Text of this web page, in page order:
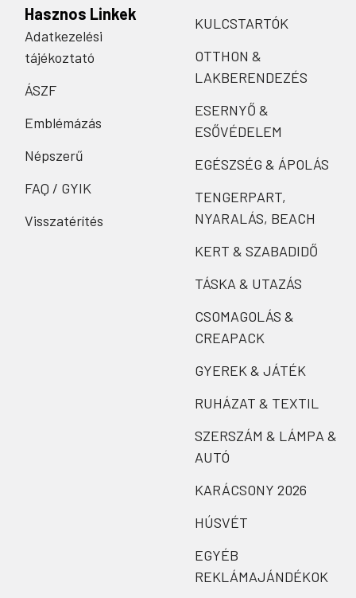
Hasznos Linkek
Adatkezelési
tájékoztató
ÁSZF
Emblémázás
Népszerű
FAQ / GYIK
Visszatérítés
KULCSTARTÓK
OTTHON &
LAKBERENDEZÉS
ESERNYŐ &
ESŐVÉDELEM
EGÉSZSÉG & ÁPOLÁS
TENGERPART,
NYARALÁS, BEACH
KERT & SZABADIDŐ
TÁSKA & UTAZÁS
CSOMAGOLÁS &
CREAPACK
GYEREK & JÁTÉK
RUHÁZAT & TEXTIL
SZERSZÁM & LÁMPA &
AUTÓ
KARÁCSONY 2026
HÚSVÉT
EGYÉB
REKLÁMAJÁNDÉKOK